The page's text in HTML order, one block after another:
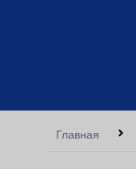
Главная